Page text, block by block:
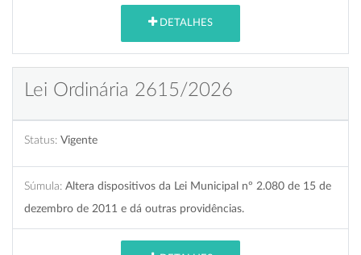
DETALHES
Lei Ordinária 2615/2026
Status: Vigente
Súmula: Altera dispositivos da Lei Municipal nº 2.080 de 15 de
dezembro de 2011 e dá outras providências.